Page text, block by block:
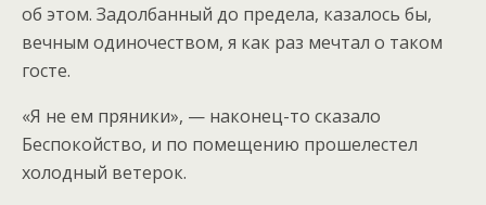
об этом. Задолбанный до предела, казалось бы,
вечным одиночеством, я как раз мечтал о таком
госте.
«Я не ем пряники», — наконец-то сказало
Беспокойство, и по помещению прошелестел
холодный ветерок.